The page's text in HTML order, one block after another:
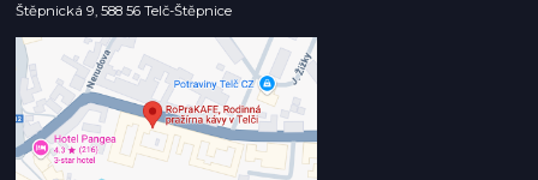
Štěpnická 9, 588 56 Telč-Štěpnice